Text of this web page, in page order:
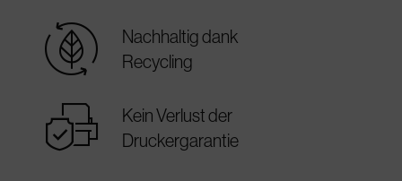
sustainable
Nachhaltig dank
Recycling
warranty
Kein Verlust der
Druckergarantie